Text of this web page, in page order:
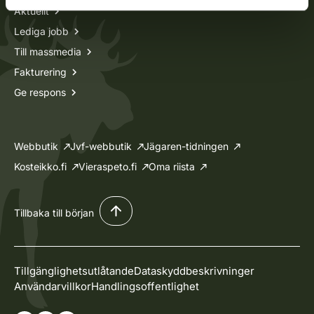
Aktuellt
Lediga jobb
Till massmedia
Fakturering
Ge respons
Webbutik Jvf-webbutik
Jägaren-tidningen
Kosteikko.fi
Vieraspeto.fi Oma riista
Tillbaka till början
TillgänglighetsutlåtandeDataskyddbeskrivninger
AnvändarvillkorHandlingsoffentlighet